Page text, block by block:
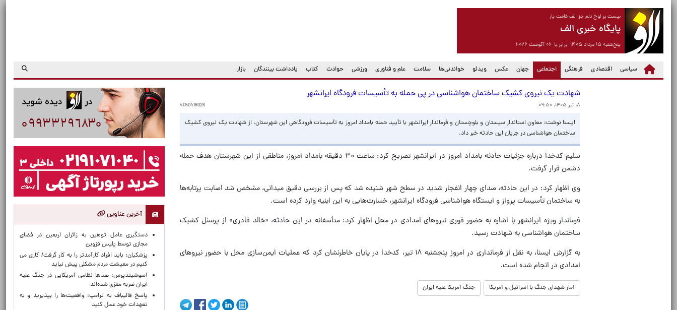
نیست بر لوح دلم جز الف قامت یار
پایگاه خبری الف
پنج‌شنبه ۱۵ مرداد ۱۴۰۵ برابر با ۰۶ آگوست ۲۰۲۶
سیاسی اقتصادی فرهنگی اجتماعی
(current) جهان عکس ویدئو خواندنی‌ها سلامت علم و فناوری ورزشی حوادث کتاب یادداشت بینندگان بازار
شهادت یک نیروی کشیک ساختمان هواشناسی در پی حمله به تأسیسات فرودگاه ایرانشهر
۱۸ تیر ۱۴۰۵، ۰۹:۵۰ 4050418026
ایسنا نوشت: معاون استاندار سیستان و بلوچستان و فرماندار ایرانشهر با تأیید حمله بامداد امروز به تأسیسات فرودگاهی این شهرستان، از شهادت یک نیروی کشیک
ساختمان هواشناسی در جریان این حادثه خبر داد.
سلیم کدخدا درباره جزئیات حادثه بامداد امروز در ایرانشهر تصریح کرد: ساعت ۳۰ دقیقه بامداد امروز، مناطقی از این شهرستان هدف حمله
دشمن قرار گرفت.
وی اظهار کرد: در این حادثه، صدای چهار انفجار شدید در سطح شهر شنیده شد که پس از بررسی دقیق میدانی، مشخص شد اصابت پرتابه‌ها
به ساختمان تأسیسات پرواز و ایستگاه هواشناسی فرودگاه ایرانشهر، خسارت‌هایی به این ابنیه وارد کرده است.
فرماندار ویژه ایرانشهر با اشاره به حضور فوری نیروهای امدادی در محل اظهار کرد: متأسفانه در این حادثه، «خالد قادری» از پرسنل کشیک
ساختمان هواشناسی به شهادت رسید.
به گزارش ایسنا، به نقل از فرمانداری در امروز پنجشنبه ۱۸ تیر، کدخدا در پایان خاطرنشان کرد که عملیات ایمن‌سازی محل با حضور نیروهای
امدادی در انجام شده است.
آمار شهدای جنگ با اسرائیل و آمریکا جنگ آمریکا علیه ایران
آخرین عناوین
دستگیری عامل توهین به زائران اربعین در فضای
مجازی توسط پلیس قزوین
پزشکیان: باید افراد کارآمدتر را به کار گرفت/ کاری می
کنیم در معیشت مردم مشکلی پیش نیاید
آسوشیتدپرس: صدها نظامی آمریکایی در جنگ علیه
ایران ضربه مغزی شده‌اند
پاسخ قالیباف به ترامپ: واقعیت‌ها را بپذیرید و به
تعهدات خود عمل کنید